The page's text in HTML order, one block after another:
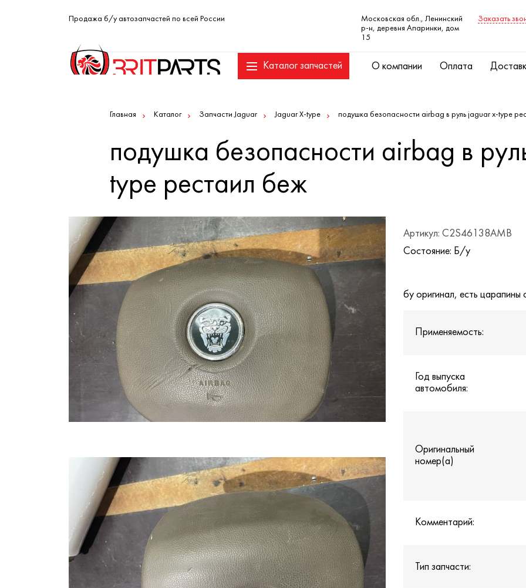
Каталог запчастей О компании Оплата
Продажа б/у автозапчастей по всей России
Московская обл., Ленинский
р-н, деревня Апаринки, дом
15
Заказать
Главная Каталог Запчасти Jaguar Jaguar X-type подушка безопасности airbag в руль jaguar x-type
подушка безопасности airbag в
type рестаил беж
Артикул: C2S46138AMB
Состояние: Б/у
бу оригинал, есть
Применяемость:
Год выпуска
автомобиля:
Оригинальный
номер(а)
Комментарий:
Тип запчасти: